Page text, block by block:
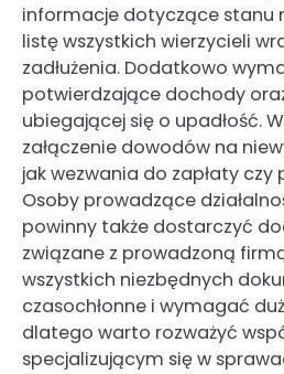
informacje dotyczące stanu
listę wszystkich wierzycieli
zadłużenia. Dodatkowo
potwierdzające dochody
ubiegającej się o upadłość.
załączenie dowodów na
jak wezwania do zapłaty
Osoby prowadzące
powinny także dostarczyć
związane z prowadzoną
wszystkich niezbędnych
czasochłonne i wymagać
dlatego warto rozważyć
specjalizującym się w